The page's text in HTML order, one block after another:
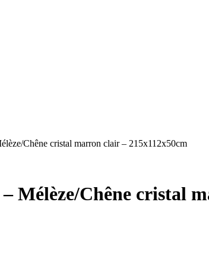
Chêne cristal marron clair – 215x112x50cm
Mélèze/Chêne cristal